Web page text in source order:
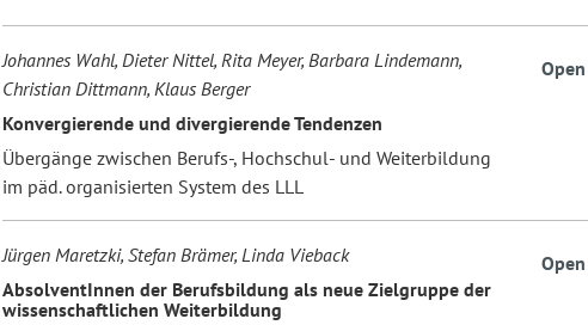
Johannes Wahl, Dieter Nittel, Rita Meyer, Barbara Lindemann,
Christian Dittmann, Klaus Berger
Konvergierende und divergierende Tendenzen
Übergänge zwischen Berufs-, Hochschul- und Weiterbildung
im päd. organisierten System des LLL
Jürgen Maretzki, Stefan Brämer, Linda Vieback
AbsolventInnen der Berufsbildung als neue Zielgruppe der
wissenschaftlichen Weiterbildung